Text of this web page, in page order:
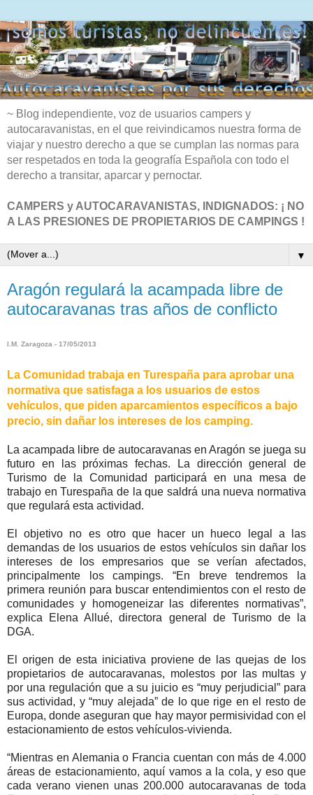
~ Blog independiente, voz de usuarios campers y
autocaravanistas, en el que reivindicamos nuestra forma de
viajar y nuestro derecho a que se cumplan las normas para
ser respetados en toda la geografía Española con todo el
derecho a transitar, aparcar y pernoctar.
CAMPERS y AUTOCARAVANISTAS, INDIGNADOS: ¡ NO
A LAS PRESIONES DE PROPIETARIOS DE CAMPINGS !
▼
Aragón regulará la acampada libre de
autocaravanas tras años de conflicto
I.M. Zaragoza - 17/05/2013
La Comunidad trabaja en Turespaña para aprobar una
normativa que satisfaga a los usuarios de estos
vehículos, que piden aparcamientos específicos a bajo
precio, sin dañar los intereses de los camping.
La acampada libre de autocaravanas en Aragón se juega su
futuro en las próximas fechas. La dirección general de
Turismo de la Comunidad participará en una mesa de
trabajo en Turespaña de la que saldrá una nueva normativa
que regulará esta actividad.
El objetivo no es otro que hacer un hueco legal a las
demandas de los usuarios de estos vehículos sin dañar los
intereses de los empresarios que se verían afectados,
principalmente los campings. “En breve tendremos la
primera reunión para buscar entendimientos con el resto de
comunidades y homogeneizar las diferentes normativas”,
explica Elena Allué, directora general de Turismo de la
DGA.
El origen de esta iniciativa proviene de las quejas de los
propietarios de autocaravanas, molestos por las multas y
por una regulación que a su juicio es “muy perjudicial” para
sus actividad, y “muy alejada” de lo que rige en el resto de
Europa, donde aseguran que hay mayor permisividad con el
estacionamiento de estos vehículos-vivienda.
“Mientras en Alemania o Francia cuentan con más de 4.000
áreas de estacionamiento, aquí vamos a la cola, y eso que
cada verano vienen unas 200.000 autocaravanas de toda